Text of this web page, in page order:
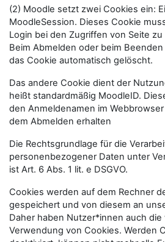
(2) Moodle setzt zwei Cookies ein:
MoodleSession. Dieses Cookie
Login bei den Zugriffen von Seite
Beim Abmelden oder beim
das Cookie automatisch gelöscht.
Das andere Cookie dient der
heißt standardmäßig MoodleID.
den Anmeldenamen im
dem Abmelden erhalten
Die Rechtsgrundlage für die
personenbezogener Daten unter
ist Art. 6 Abs. 1 lit. e DSGVO.
Cookies werden auf dem Rechner
gespeichert und von diesem an
Daher haben Nutzer*innen auch
Verwendung von Cookies. Werden